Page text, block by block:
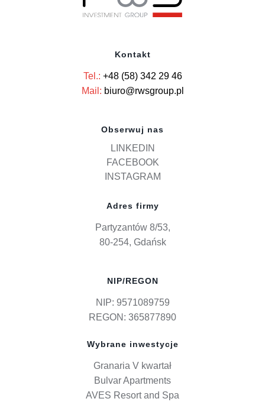
Kontakt
Tel.: +48 (58) 342 29 46
Mail: biuro@rwsgroup.pl
Obserwuj nas
LINKEDIN
FACEBOOK
INSTAGRAM
Adres firmy
Partyzantów 8/53,
80-254, Gdańsk
NIP/REGON
NIP: 9571089759
REGON: 365877890
Wybrane inwestycje
Granaria V kwartał
Bulvar Apartments
AVES Resort and Spa